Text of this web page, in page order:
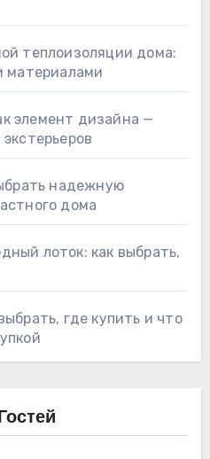
теплоизоляции дома:
материалами
элемент дизайна —
надежную
дома
лоток: как выбрать,
где купить и что